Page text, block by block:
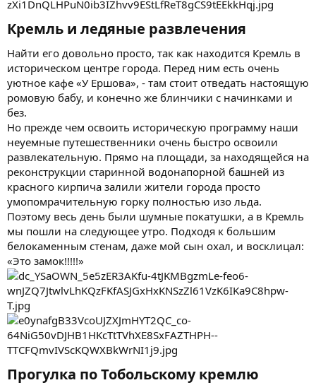
Кремль и ледяные развлечения​
Найти его довольно просто, так как находится Кремль в
историческом центре города. Перед ним есть очень
уютное кафе «У Ершова», - там стоит отведать настоящую
ромовую бабу, и конечно же блинчики с начинками и
без.
Но прежде чем освоить историческую программу наши
неуемные путешественники очень быстро освоили
развлекательную. Прямо на площади, за находящейся на
реконструкции старинной водонапорной башней из
красного кирпича залили жители города просто
умопомрачительную горку полностью изо льда.
Поэтому весь день были шумные покатушки, а в Кремль
мы пошли на следующее утро. Подходя к большим
белокаменным стенам, даже мой сын охал, и восклицал:
«Это замок!!!!!»
Прогулка по Тобольскому кремлю​